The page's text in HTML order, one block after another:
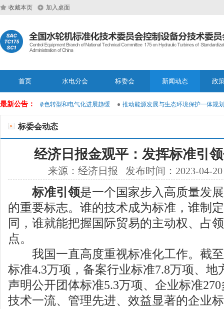
收藏本页 加入桌面
首页 水电分会 标委会 新闻动态 政
最新公告：
告：全球绿色转型和电气化进展趋缓 推动能源发展与生态环境保护一体规划
标委会动态
经济日报金观平：发挥标准引
来源：经济日报 发布时间：2023-04-
标准引领是一个国家步入高质量发
的重要标志。谁的技术成为标准，谁制
同，谁就能把握国际贸易的主动权、占
点。
我国一直高度重视标准化工作。截至
标准4.3万项，备案行业标准7.8万项、地
声明公开团体标准5.3万项、企业标准
技术一流、管理先进、效益显著的企业